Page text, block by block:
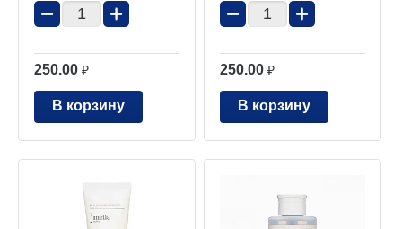
− +
250.00 ₽
В корзину
− +
250.00 ₽
В корзину